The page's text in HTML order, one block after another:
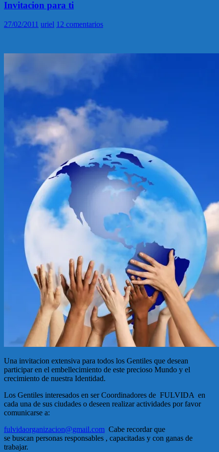
Invitacion para ti
27/02/2011 uriel 12 comentarios
Una invitacion extensiva para todos los Gentiles que desean
participar en el embellecimiento de este precioso Mundo y el
crecimiento de nuestra Identidad.
Los Gentiles interesados en ser Coordinadores de FULVIDA en
cada una de sus ciudades o deseen realizar actividades por favor
comunicarse a:
fulvidaorganizacion@gmail.com Cabe recordar que
se buscan personas responsables , capacitadas y con ganas de
trabajar.